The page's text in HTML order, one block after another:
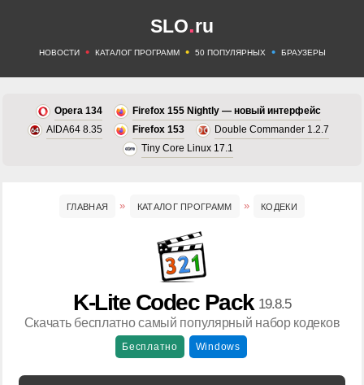
SLO.ru
НОВОСТИ • КАТАЛОГ ПРОГРАММ • 50 ПОПУЛЯРНЫХ • БРАУЗЕРЫ
Opera 134
Firefox 155 Nightly — новый интерфейс
AIDA64 8.35
Firefox 153
Double Commander 1.2.7
Tiny Core Linux 17.1
ГЛАВНАЯ КАТАЛОГ ПРОГРАММ КОДЕКИ
K-Lite Codec Pack 19.8.5
Скачать бесплатно самый популярный набор кодеков
Бесплатно Windows